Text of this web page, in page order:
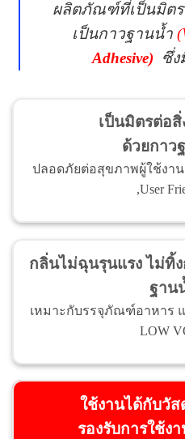
ผลิตภัณฑ์ที่เป็นมิตร
เป็นกาวฐานน้ำ (
Adhesive) ซึ่ง
เป็นมิตรต่อ
ด้วยกาว
ปลอดภัยต่อสุขภาพผู้ใช้งาน
,User
กลิ่นไม่ฉุนรุนแรง ไม่ทิ้
ฐาน
เหมาะกับรรจุภัณฑ์อาหาร
LOW
ใช้งานได้กับวั
รองรับการใช้ง